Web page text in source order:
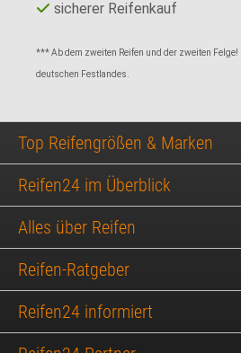
sicherer Reifenkauf
*** Ab dem zweiten Reifen und der zweiten
deutschen Festlandes.
Top Reifengrößen & Marken
Reifen24 im Überblick
Alles über Reifen
Reifen-Ratgeber
Reifen24 informiert